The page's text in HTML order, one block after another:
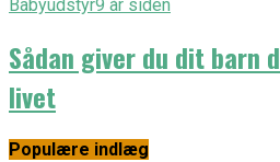
Babyudstyr9 år siden
Sådan giver du dit barn
livet
Populære indlæg